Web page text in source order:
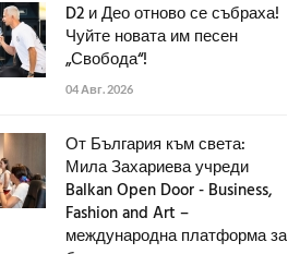
D2 и Део отново се събраха!
Чуйте новата им песен
„Свобода“!
04 Авг. 2026
От България към света:
Мила Захариева учреди
Balkan Open Door - Business,
Fashion and Art –
международна платформа за